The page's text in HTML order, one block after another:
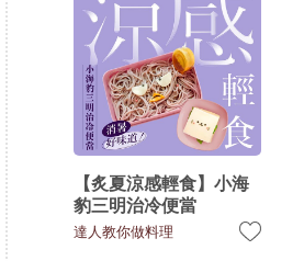
【炙夏涼感輕食】小海
豹三明治冷便當
達人教你做料理